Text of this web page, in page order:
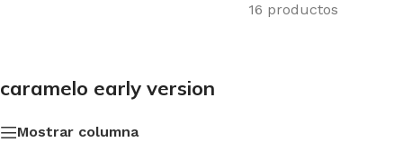
16 productos
caramelo early version
Mostrar columna